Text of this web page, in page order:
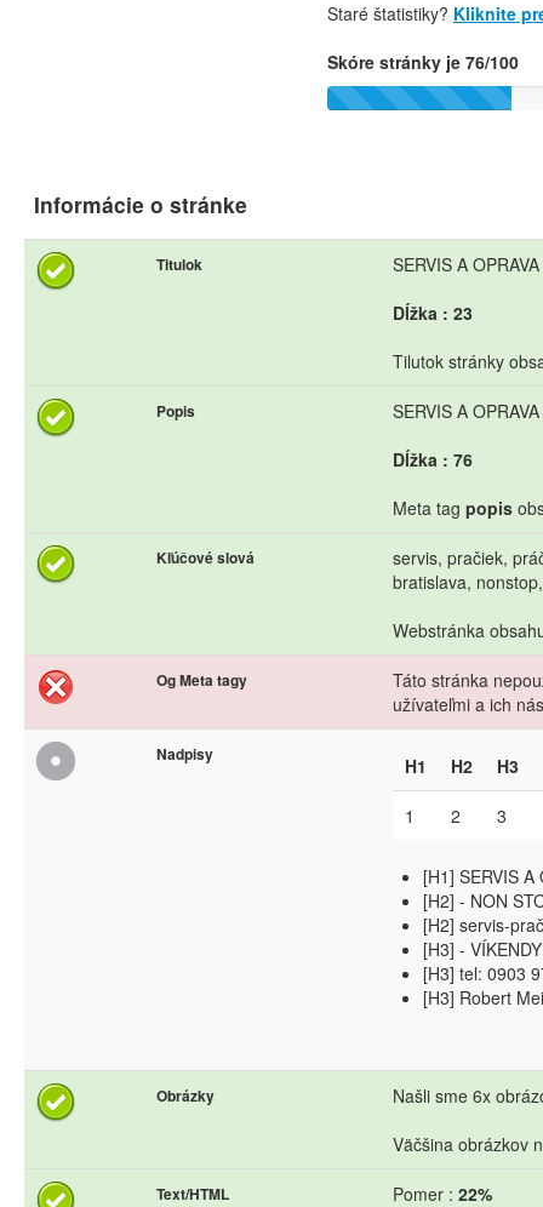
Staré štatistiky? Kliknite
Skóre stránky je 76/100
Informácie o stránke
Titulok
SERVIS A
Dĺžka : 23
Tilutok stránky
Popis
SERVIS A
Dĺžka : 76
Meta tag popis
Kľúčové slová
servis, pračiek,
bratislava,
Webstránka
Og Meta tagy
Táto stránka
užívateľmi a ich
Nadpisy H1 H2 H3
1 2 3
[H1] SERVIS A
[H2] - NON
[H2] servis-
[H3] -
[H3] tel: 0903
[H3] Robert
Obrázky
Našli sme 6x
Väčšina obrázkov
Text/HTML Pomer : 22%